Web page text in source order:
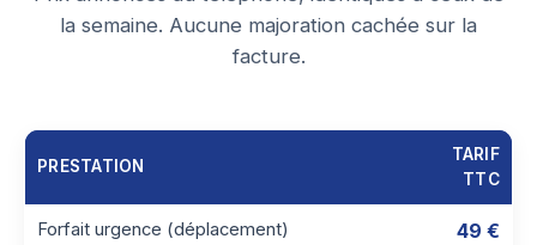
la semaine. Aucune majoration cachée sur la
facture.
PRESTATION
TARIF
TTC
Forfait urgence (déplacement) 49 €